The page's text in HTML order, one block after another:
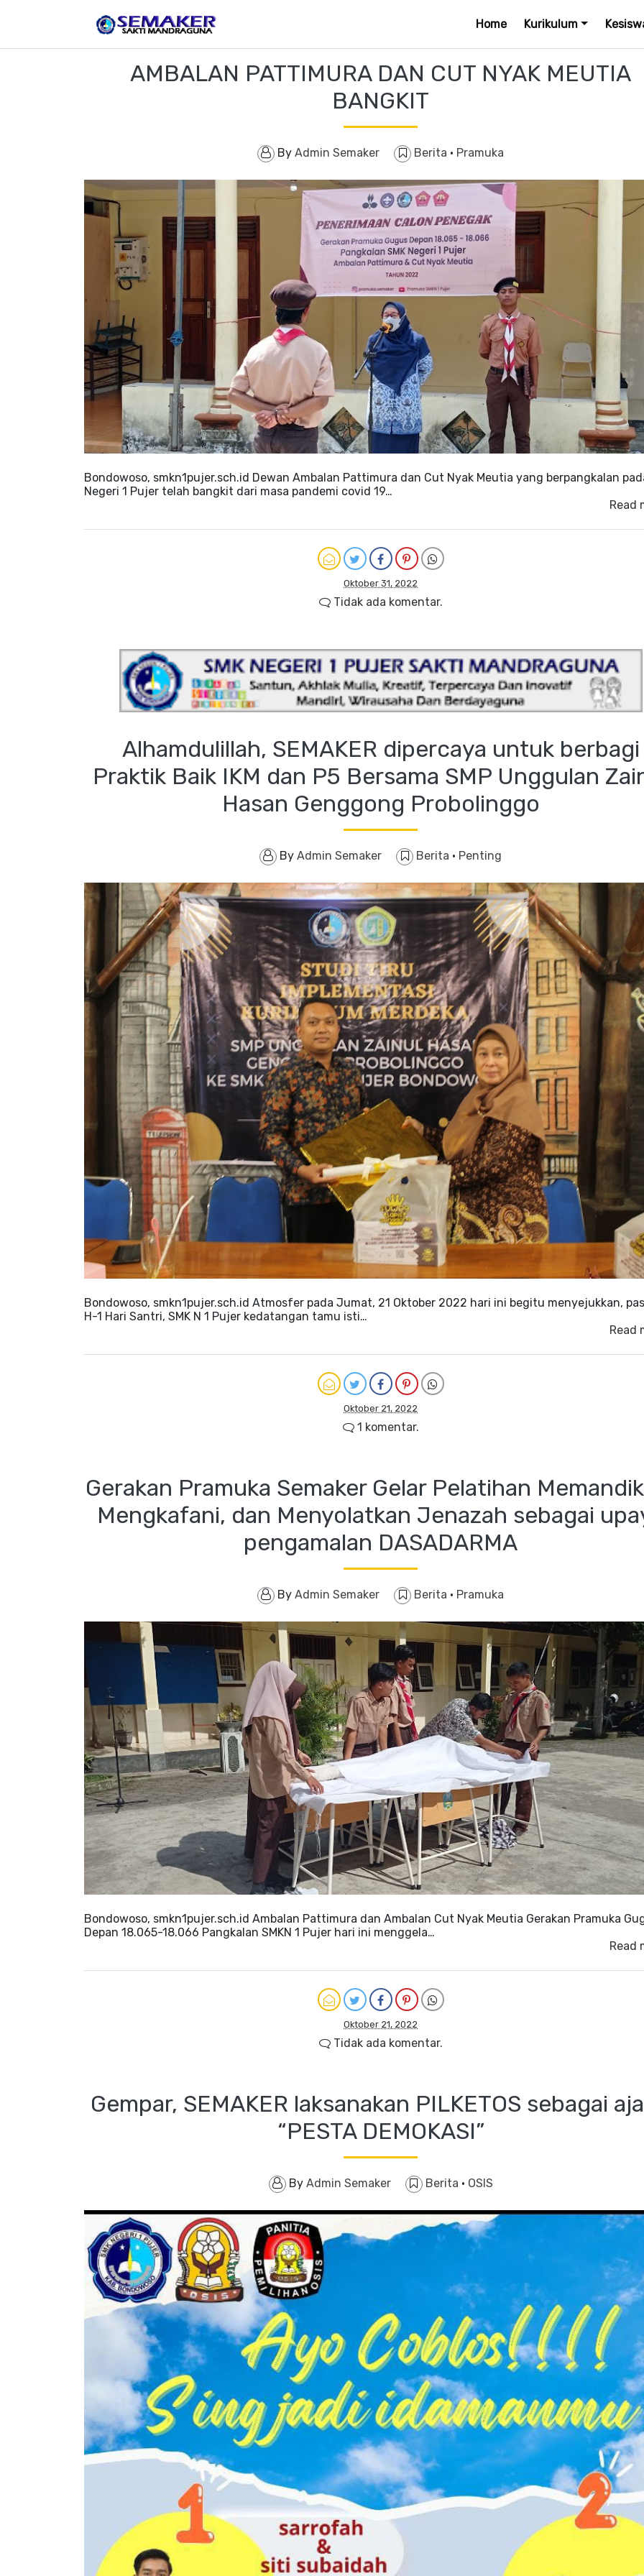
Home Kurikulum
AMBALAN PATTIMURA DAN CUT NYAK MEUTIA
BANGKIT
By Admin Semaker Berita · Pramuka
Bondowoso, smkn1pujer.sch.id Dewan Ambalan Pattimura dan Cut Nyak Meutia yang berpangkalan
Negeri 1 Pujer telah bangkit dari masa pandemi covid 19…
Read
Oktober 31, 2022
Tidak ada komentar.
Alhamdulillah, SEMAKER dipercaya untuk berbagi
Praktik Baik IKM dan P5 Bersama SMP Unggulan
Hasan Genggong Probolinggo
By Admin Semaker Berita · Penting
Bondowoso, smkn1pujer.sch.id Atmosfer pada Jumat, 21 Oktober 2022 hari ini begitu menyejukkan,
H-1 Hari Santri, SMK N 1 Pujer kedatangan tamu isti…
Read
Oktober 21, 2022
1 komentar.
Gerakan Pramuka Semaker Gelar Pelatihan
Mengkafani, dan Menyolatkan Jenazah sebagai
pengamalan DASADARMA
By Admin Semaker Berita · Pramuka
Bondowoso, smkn1pujer.sch.id Ambalan Pattimura dan Ambalan Cut Nyak Meutia Gerakan Pramuka
Depan 18.065-18.066 Pangkalan SMKN 1 Pujer hari ini menggela…
Read
Oktober 21, 2022
Tidak ada komentar.
Gempar, SEMAKER laksanakan PILKETOS sebagai
“PESTA DEMOKASI”
By Admin Semaker Berita · OSIS